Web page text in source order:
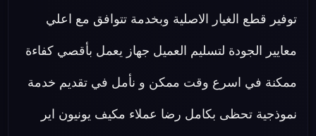
توفير قطع الغيار الاصلية وبخدمة تتوافق مع اعلي
معايير الجودة لتسليم العميل جهاز يعمل بأقصي كفاءة
ممكنة في اسرع وقت ممكن و نأمل في تقديم خدمة
نموذجية تحظى بكامل رضا عملاء مكيف يونيون اير